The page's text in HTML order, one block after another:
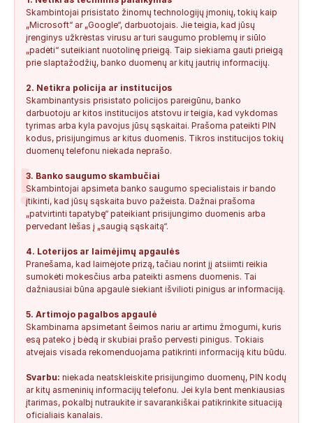
Anonimas: Gauta SMS žinutė: " Moters neturi?
NEPATIKIMAS +37060388940 2026-08-02 0
Keista: Sukčių stacionaraus telefono numeris tiesiog Vilniaus
+37052041945 2026-08-01
!
Skambintojai prisistato žinomų technologijų įmonių, tokių kaip
„Microsoft“ ar „Google“, darbuotojais. Jie teigia, kad jūsų
įrenginys užkrėstas virusu ar turi saugumo problemų ir siūlo
„padėti“ suteikiant nuotolinę prieigą. Taip siekiama gauti prieigą
prie slaptažodžių, banko duomenų ar kitų jautrių informacijų.
2. Netikra policija ar institucijos
Skambinantysis prisistato policijos pareigūnu, banko
darbuotoju ar kitos institucijos atstovu ir teigia, kad vykdomas
tyrimas arba kyla pavojus jūsų sąskaitai. Prašoma pateikti PIN
kodus, prisijungimus ar kitus duomenis. Tikros institucijos tokių
duomenų telefonu niekada neprašo.
3. Banko saugumo skambučiai
Skambintojai apsimeta banko saugumo specialistais ir bando
įtikinti, kad jūsų sąskaita buvo pažeista. Dažnai prašoma
„patvirtinti tapatybę“ pateikiant prisijungimo duomenis arba
pervedant lėšas į „saugią sąskaitą“.
4. Loterijos ar laimėjimų apgaulės
Pranešama, kad laimėjote prizą, tačiau norint jį atsiimti reikia
sumokėti mokesčius arba pateikti asmens duomenis. Tai
dažniausiai būna apgaulė siekiant išvilioti pinigus ar informaciją.
5. Artimojo pagalbos apgaulė
Skambinama apsimetant šeimos nariu ar artimu žmogumi, kuris
esą pateko į bėdą ir skubiai prašo pervesti pinigus. Tokiais
atvejais visada rekomenduojama patikrinti informaciją kitu būdu.
Svarbu: niekada neatskleiskite prisijungimo duomenų, PIN kodų
ar kitų asmeninių informacijų telefonu. Jei kyla bent menkiausias
įtarimas, pokalbį nutraukite ir savarankiškai patikrinkite situaciją
oficialiais kanalais.